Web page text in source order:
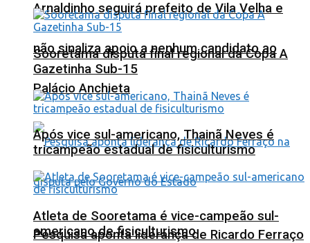
Arnaldinho seguirá prefeito de Vila Velha e
não sinaliza apoio a nenhum candidato ao
Palácio Anchieta
Pesquisa aponta liderança de Ricardo Ferraço
Sooretama disputa final regional da Copa A
Gazetinha Sub-15
Após vice sul-americano, Thainã Neves é
tricampeão estadual de fisiculturismo
Atleta de Sooretama é vice-campeão sul-
americano de fisiculturismo